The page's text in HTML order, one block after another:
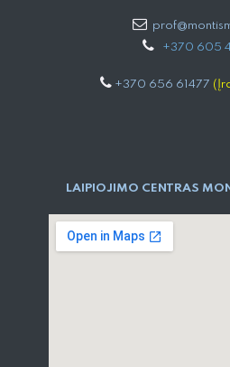
+370 605
+370 656 61477
LAIPIOJIMO CENTRAS